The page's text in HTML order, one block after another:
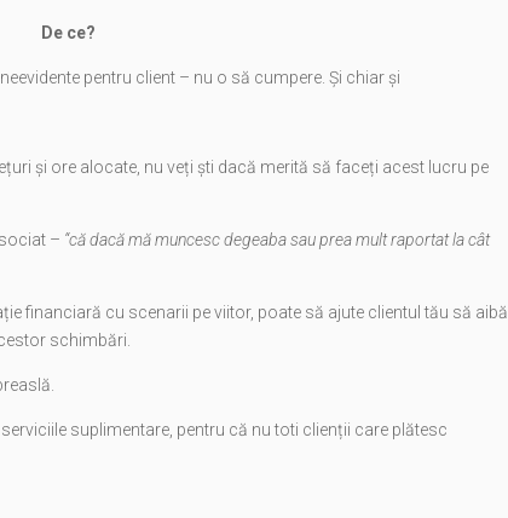
De ce?
pentru client – nu o să cumpere. Și chiar și
și ore alocate, nu veți ști dacă merită să faceți acest lucru pe
– “că dacă mă muncesc degeaba sau prea mult raportat la cât
financiară cu scenarii pe viitor, poate să ajute clientul tău să aibă
schimbări.
suplimentare, pentru că nu toti clienții care plătesc